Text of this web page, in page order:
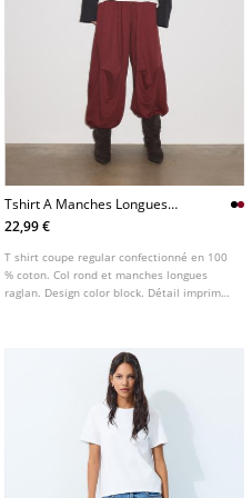
Tshirt A Manches Longues
Raglan Imprime
22,99 €
T shirt coupe regular confectionné en 100
% coton. Col rond et manches longues
raglan. Design color block. Détail imprimé